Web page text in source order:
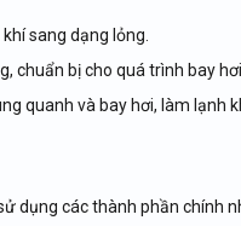
sang dạng lỏng.
chuẩn bị cho quá trình bay hơi.
quanh và bay hơi, làm lạnh
dụng các thành phần chính